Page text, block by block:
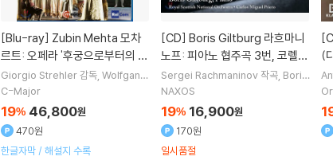
[Blu-ray]
르트: 오페라 '후궁으로부터의 탈
출' (Mozart: Die Entfuhrung
aus dem Serail)
Giorgio Strehler감독 Wolfgang
Amadeus Mozart
C-Major
19% 46,800원
470원
한글자막 / 해설지 수록
[CD]
노프: 피아노 협주곡 3번, 코렐리
변주곡 - 보리스 길트버그 (Rac
hmaninov: Piano Concerto
No.3, Variations on a Them
e of Corelli)
Sergei Rachmaninov 작곡 Boris
Giltburg
Orchestra오케스트라
NAXOS
19% 16,900원
170원
일시품절
(